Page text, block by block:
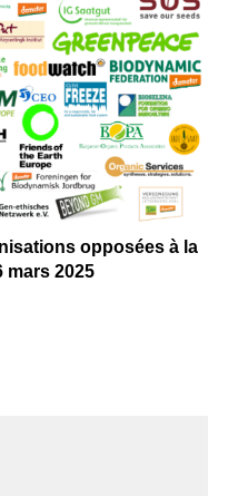
opposées à la
mars 2025